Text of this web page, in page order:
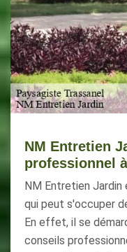
NM Entretien
professionnel
NM Entretien
qui peut s'occuper
En effet, il se
conseils